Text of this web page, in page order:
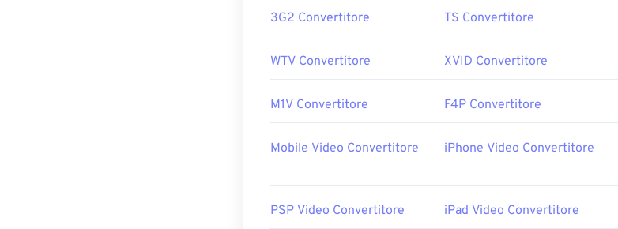
3G2 Convertitore TS Convertitore
WTV Convertitore XVID Convertitore
M1V Convertitore F4P Convertitore
Mobile Video Convertitore iPhone Video Convertitore
PSP Video Convertitore iPad Video Convertitore